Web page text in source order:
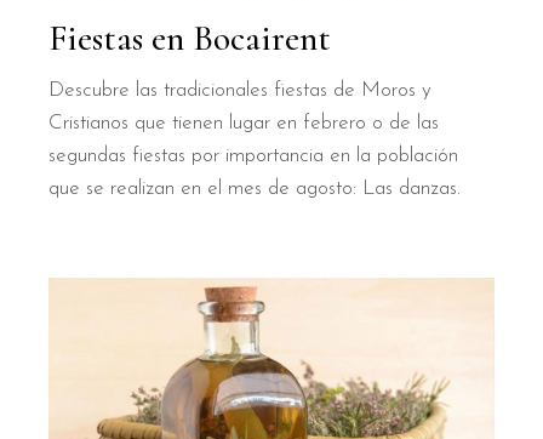
Fiestas en Bocairent
Descubre las tradicionales fiestas de Moros y
Cristianos que tienen lugar en febrero o de las
segundas fiestas por importancia en la población
que se realizan en el mes de agosto: Las danzas.